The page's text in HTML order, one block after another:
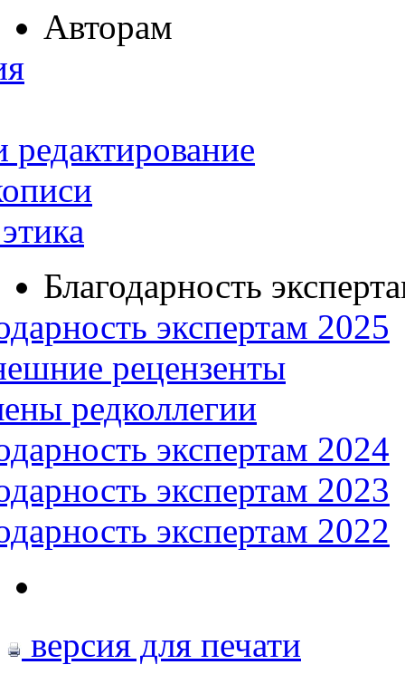
Авторам
редактирование
Благодарность
экспертам 2025
рецензенты
редколлегии
экспертам 2024
экспертам 2023
экспертам 2022
версия для печати